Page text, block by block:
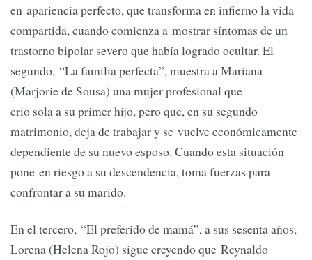
en apariencia perfecto, que transforma en infierno la vida
compartida, cuando comienza a mostrar síntomas de un
trastorno bipolar severo que había logrado ocultar. El
segundo, “La familia perfecta”, muestra a Mariana
(Marjorie de Sousa) una mujer profesional que
crio sola a su primer hijo, pero que, en su segundo
matrimonio, deja de trabajar y se vuelve económicamente
dependiente de su nuevo esposo. Cuando esta situación
pone en riesgo a su descendencia, toma fuerzas para
confrontar a su marido.
En el tercero, “El preferido de mamá”, a sus sesenta años,
Lorena (Helena Rojo) sigue creyendo que Reynaldo